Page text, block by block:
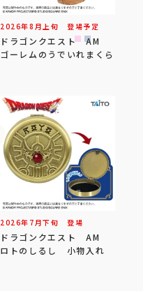
2026年8 月 上旬 登場予定
ドラゴンクエスト AM
ゴーレムのうでいれまくら
2026年 7 月下旬 登場
ドラゴンクエスト AM
ロトのしるし 小物入れ